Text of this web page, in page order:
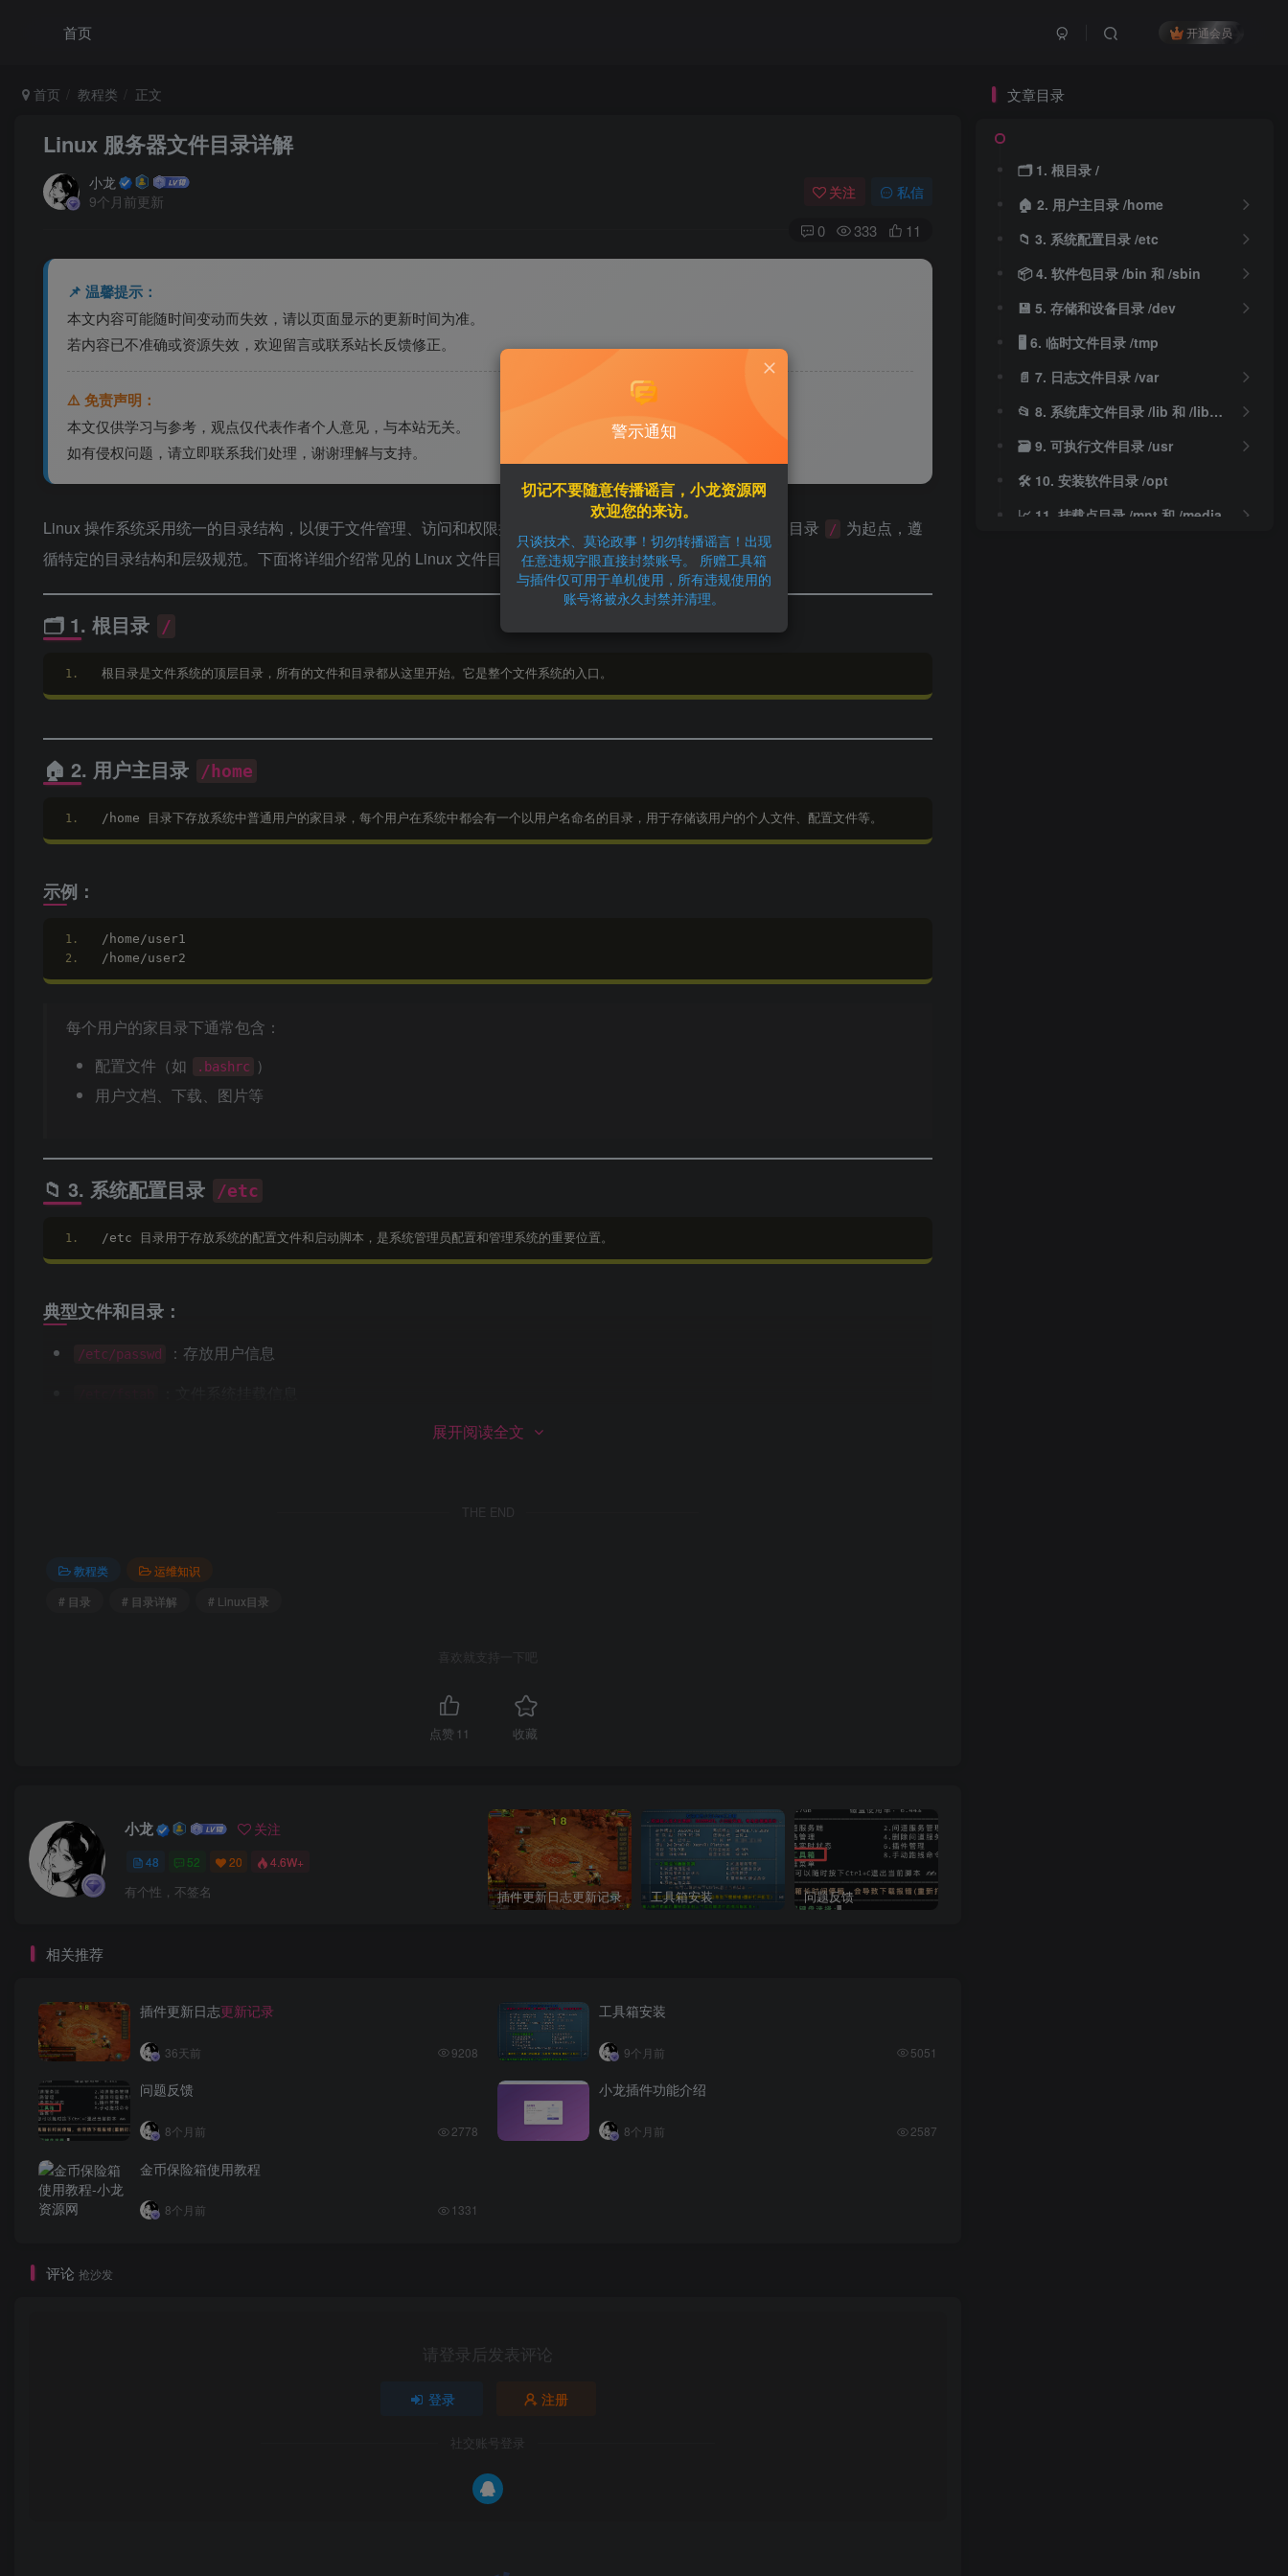
首页 开通会员
首页 教程类 正文
Linux 服务器文件目录详解
小龙
9个月前更新
关注 私信
0 333 11
📌 温馨提示：
本文内容可能随时间变动而失效，请以页面显示的更新时间为准。
若内容已不准确或资源失效，欢迎留言或联系站长反馈修正。
⚠️ 免责声明：
本文仅供学习与参考，观点仅代表作者个人意见，与本站无关。
如有侵权问题，请立即联系我们处理，谢谢理解与支持。
Linux 操作系统采用统一的目录结构，以便于文件管理、访问和权限控制。在 Linux 中，所有文件和目录都以根目录 /
为起点，遵
循特定的目录结构和层级规范。下面将详细介绍常见的 Linux 文件目录及其用途。
🗂️ 1. 根目录 /
根目录是文件系统的顶层目录，所有的文件和目录都从这里开始。它是整个文件系统的入口。
🏠 2. 用户主目录 /home
/home 目录下存放系统中普通用户的家目录，每个用户在系统中都会有一个以用户名命名的目录，用于存储该用户的个人文件、配置文件等。
示例：
/home/user1
/home/user2
每个用户的家目录下通常包含：
配置文件（如
.bashrc
）
用户文档、下载、图片等
📁 3. 系统配置目录 /etc
/etc 目录用于存放系统的配置文件和启动脚本，是系统管理员配置和管理系统的重要位置。
典型文件和目录：
/etc/passwd ：存放用户信息
📦 4. 软件包目录 /bin
💾 5. 存储和设备目录
常见设备文件：
/dev/sda ：第一个硬盘
/dev/tty ：终端设备
/dev/null ：空设备（丢弃数据）
🖥️ 6. 临时文件目录
/var 目录包含系统运行时变化的数据，包括日志文件、邮件、打印队列等。大多数程序的运行时日志都存放在此目录中。
展开阅读全文
THE END
教程类
运维知识
# 目录
# 目录详解 # Linux目录
喜欢就支持一下吧
点赞 11 收藏
小龙 关注
48 52 20 4.6W+
有个性，不签名 插件更新日志更新记录 工具箱安装 问题反馈
相关推荐
插件更新日志更新记录
36天前 9208
工具箱安装
9个月前 5051
问题反馈
8个月前 2778
小龙插件功能介绍
8个月前 2587
金币保险箱使用教程
8个月前 1331
评论 抢沙发
请登录后发表评论
登录 注册
社交账号登录
文章目录
🗂️ 1. 根目录 /
🏠 2. 用户主目录 /home
📁 3. 系统配置目录 /etc
📦 4. 软件包目录 /bin 和 /sbin
💾 5. 存储和设备目录 /dev
🖥️ 6. 临时文件目录 /tmp
📄 7. 日志文件目录 /var
📂 8. 系统库文件目录 /lib 和 /lib64
🗃️ 9. 可执行文件目录 /usr
🛠️ 10. 安装软件目录 /opt
📈 11. 挂载点目录 /mnt 和 /media
警示通知
切记不要随意传播谣言，小龙资源网
欢迎您的来访。
只谈技术、莫论政事！切勿转播谣言！出现
任意违规字眼直接封禁账号。 所赠工具箱
与插件仅可用于单机使用，所有违规使用的
账号将被永久封禁并清理。